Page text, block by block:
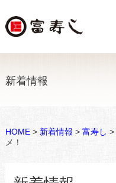
新着情報
HOME> 新着情報 > 富寿し >
メ！